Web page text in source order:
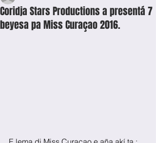
Coridja Stars Productions a presentá 7
beyesa pa Miss Curaçao 2016.